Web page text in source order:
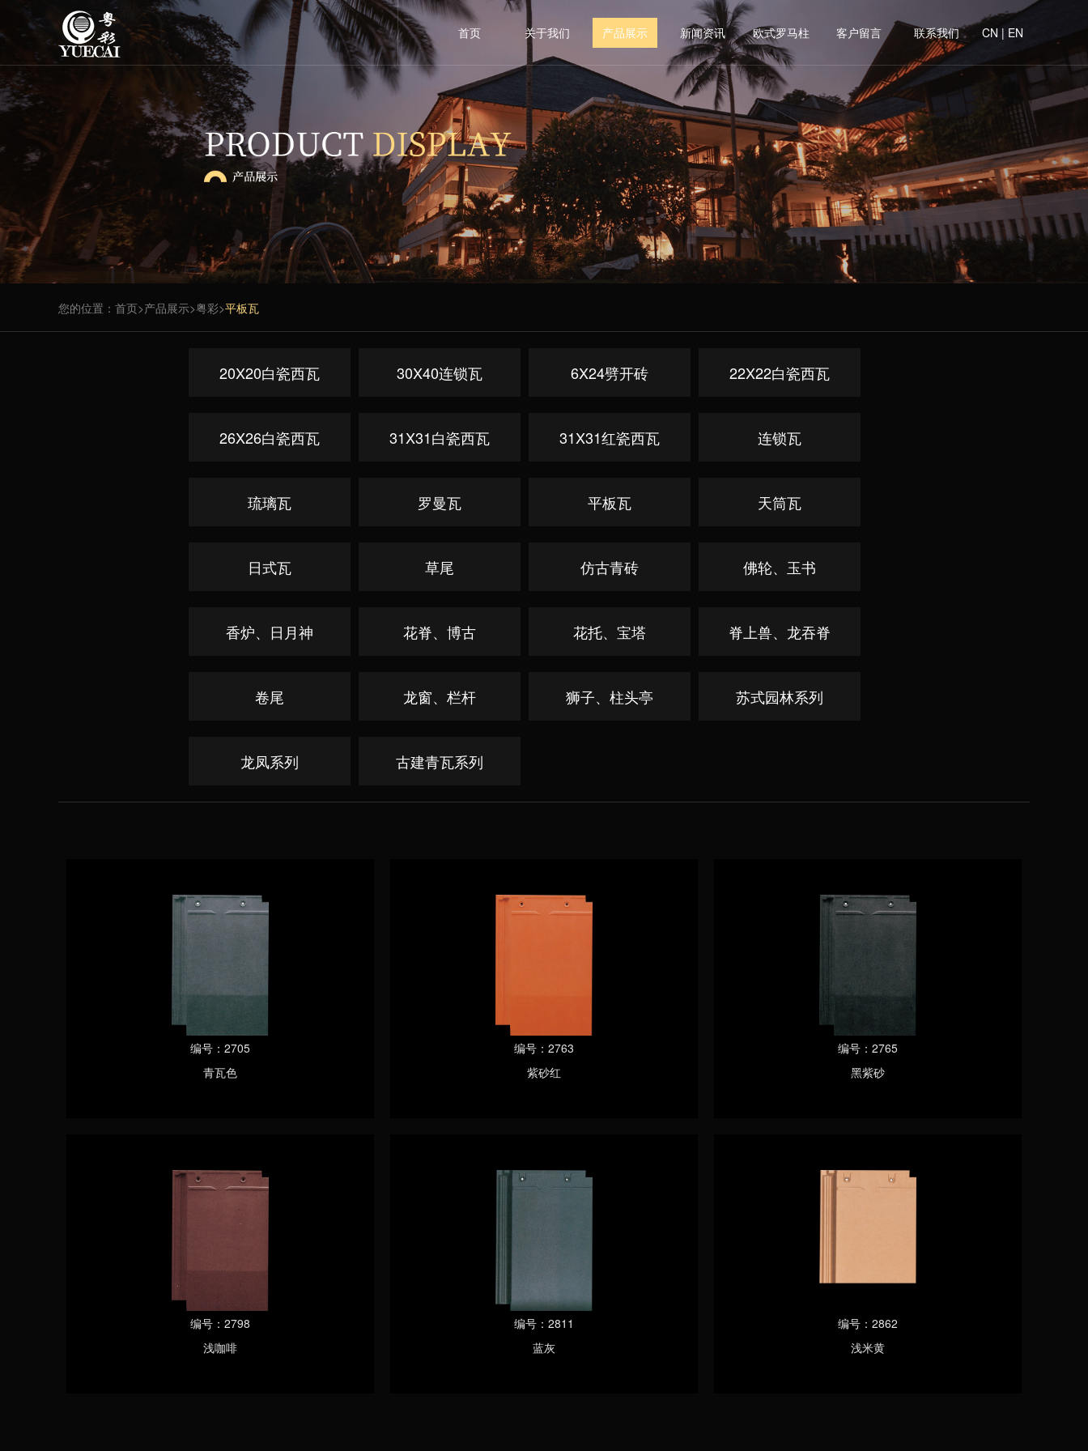
首页 关于我们 产品展示 新闻资讯 欧式罗马柱 客户留言 联系我们 CN| EN
您的位置： 首页>产品展示>粤彩>平板瓦
20X20白瓷西瓦 30X40连锁瓦 6X24劈开砖 22X22白瓷西瓦
26X26白瓷西瓦 31X31白瓷西瓦 31X31红瓷西瓦 连锁瓦
琉璃瓦 罗曼瓦 平板瓦 天筒瓦
日式瓦 草尾 仿古青砖 佛轮、玉书
香炉、日月神 花脊、博古 花托、宝塔 脊上兽、龙吞脊
卷尾 龙窗、栏杆 狮子、柱头亭 苏式园林系列
龙凤系列 古建青瓦系列
编号：2705
青瓦色
编号：2763
紫砂红
编号：2765
黑紫砂
编号：2798
浅咖啡
编号：2811
蓝灰
编号：2862
浅米黄